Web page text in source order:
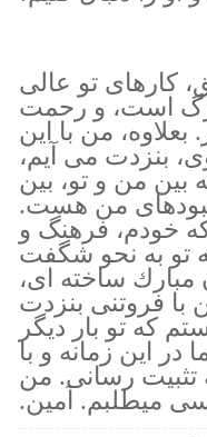
كارهاى تو عالى
است، و رحمت
من با اين
بنزدت مى آيم،
بين من و تو، بين
من هست.
خودم، فرهنگ و
تو به نحو شگفت
مبارك ساخته اى،
با فروتنى بنزدت
كه تو بار ديگر
اين زمانه و با
رسانى. من
ميطلبم. آمين.